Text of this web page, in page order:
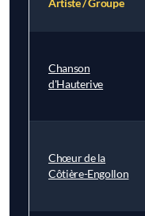
Artiste / Groupe
Chanson
d'Hauterive
Chœur de la
Côtière-Engollon